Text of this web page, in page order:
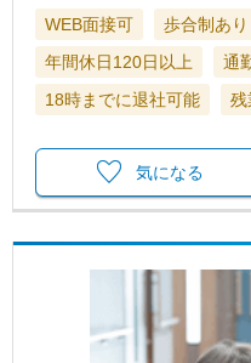
WEB面接可 歩合制あり
年間休日120日以上
通
18時までに退社可能
残
気になる